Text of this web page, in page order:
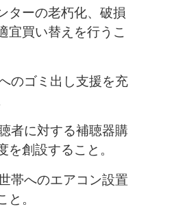
ーの老朽化、破損
宜買い替えを行うこ
のゴミ出し支援を充
者に対する補聴器購
を創設すること。
帯へのエアコン設置
と。